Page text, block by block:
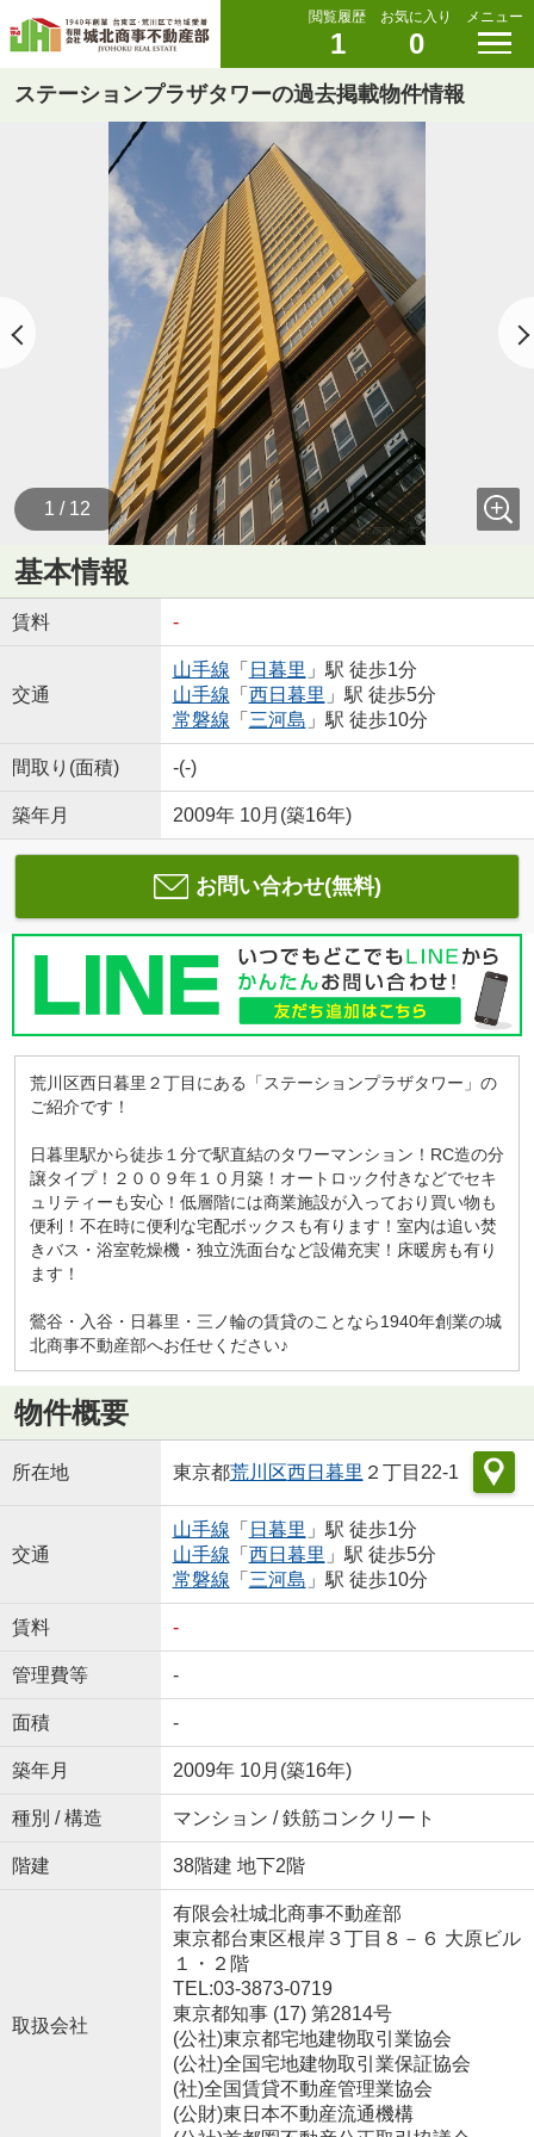
閲覧履歴
1
お気に入り
0
メニュー
ステーションプラザタワーの過去掲載物件情報
1 / 12
基本情報
賃料 -
交通
山手線 「 日暮里 」駅 徒歩1分
山手線 「 西日暮里 」駅 徒歩5分
常磐線 「 三河島 」駅 徒歩10分
間取り(面積) -(-)
築年月 2009年 10月(築16年)
お問い合わせ(無料)
荒川区西日暮里２丁目にある「ステーションプラザタワー」の
ご紹介です！
日暮里駅から徒歩１分で駅直結のタワーマンション！RC造の分
譲タイプ！２００９年１０月築！オートロック付きなどでセキ
ュリティーも安心！低層階には商業施設が入っており買い物も
便利！不在時に便利な宅配ボックスも有ります！室内は追い焚
きバス・浴室乾燥機・独立洗面台など設備充実！床暖房も有り
ます！
鶯谷・入谷・日暮里・三ノ輪の賃貸のことなら1940年創業の城
北商事不動産部へお任せください♪
物件概要
所在地 東京都荒川区西日暮里 ２丁目22-1
交通
山手線 「 日暮里 」駅 徒歩1分
山手線 「 西日暮里 」駅 徒歩5分
常磐線 「 三河島 」駅 徒歩10分
賃料 -
管理費等 -
面積 -
築年月 2009年 10月(築16年)
種別 / 構造 マンション / 鉄筋コンクリート
階建 38階建 地下2階
取扱会社
有限会社城北商事不動産部
東京都台東区根岸３丁目８－６ 大原ビル
１・２階
TEL:03-3873-0719
東京都知事 (17) 第2814号
(公社)東京都宅地建物取引業協会
(公社)全国宅地建物取引業保証協会
(社)全国賃貸不動産管理業協会
(公財)東日本不動産流通機構